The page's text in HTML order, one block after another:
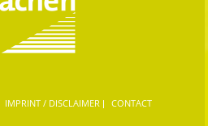
IMPRINT / DISCLAIMER CONTACT